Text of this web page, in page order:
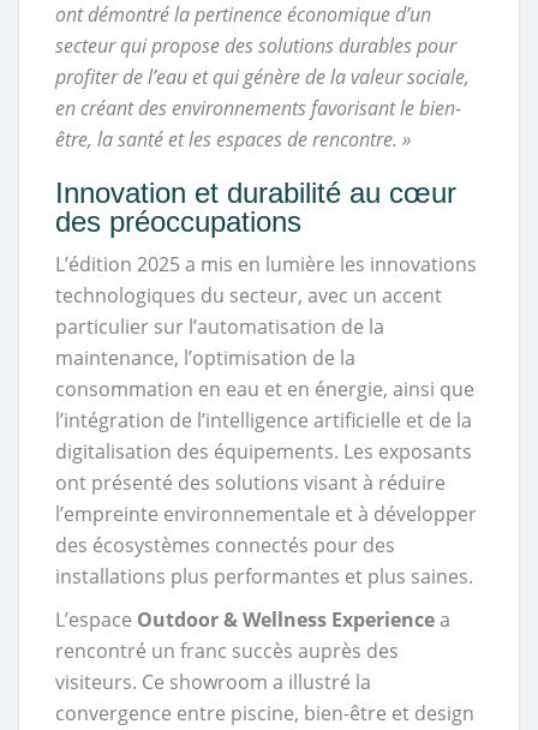
ont démontré la pertinence économique d’un
secteur qui propose des solutions durables pour
profiter de l’eau et qui génère de la valeur sociale,
en créant des environnements favorisant le bien-
être, la santé et les espaces de rencontre. »
Innovation et durabilité au cœur
des préoccupations
L’édition 2025 a mis en lumière les innovations
technologiques du secteur, avec un accent
particulier sur l’automatisation de la
maintenance, l’optimisation de la
consommation en eau et en énergie, ainsi que
l’intégration de l’intelligence artificielle et de la
digitalisation des équipements. Les exposants
ont présenté des solutions visant à réduire
l’empreinte environnementale et à développer
des écosystèmes connectés pour des
installations plus performantes et plus saines.
L’espace Outdoor & Wellness Experiencea
rencontré un franc succès auprès des
visiteurs. Ce showroom a illustré la
convergence entre piscine, bien-être et design